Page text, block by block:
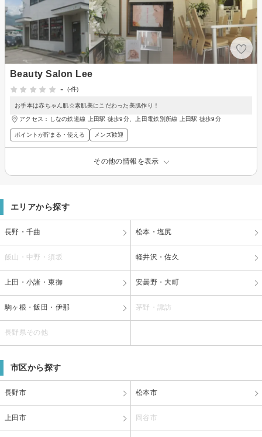
Beauty Salon Lee
-
(-件)
お手本は赤ちゃん肌☆素肌美にこだわった美肌作り！
アクセス：しなの鉄道線 上田駅 徒歩9分、上田電鉄別所線 上田駅 徒歩9分
ポイントが貯まる・使える メンズ歓迎
その他の情報を表示
エリアから探す
長野・千曲 松本・塩尻
飯山・中野・須坂 軽井沢・佐久
上田・小諸・東御 安曇野・大町
駒ヶ根・飯田・伊那 茅野・諏訪
長野県その他
市区から探す
長野市 松本市
上田市 岡谷市